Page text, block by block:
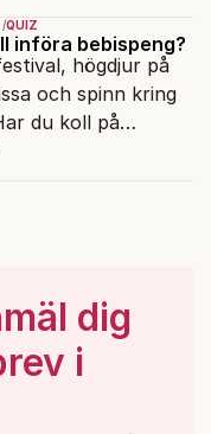
QUIZ
införa bebispeng?
högdjur på
och spinn kring
du koll på
snackisar?
dig
i